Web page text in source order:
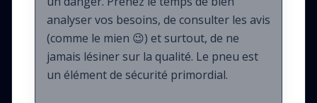
analyser vos besoins, de consulter les avis
(comme le mien 😉) et surtout, de ne
jamais lésiner sur la qualité. Le pneu est
un élément de sécurité primordial.